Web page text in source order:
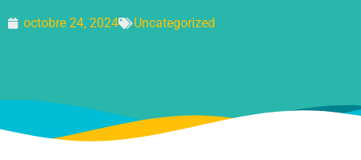
octobre 24, 2024 Uncategorized